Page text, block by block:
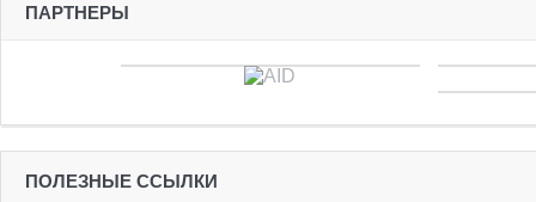
ПАРТНЕРЫ
ПОЛЕЗНЫЕ ССЫЛКИ